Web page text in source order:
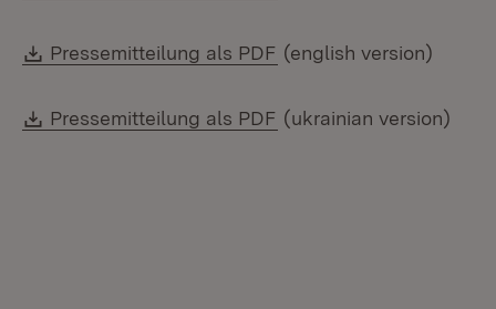
Download:
Pressemitteilung als PDF (Öffnet in neuem
(english version)
Download:
Pressemitteilung als PDF (Öffnet in neuem
(ukrainian version)